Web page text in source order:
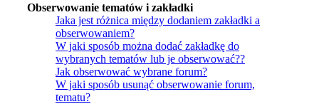
Obserwowanie tematów i zakładki
Jaka jest różnica między dodaniem zakładki a
obserwowaniem?
W jaki sposób można dodać zakładkę do
wybranych tematów lub je obserwować??
Jak obserwować wybrane forum?
W jaki sposób usunąć obserwowanie forum,
tematu?